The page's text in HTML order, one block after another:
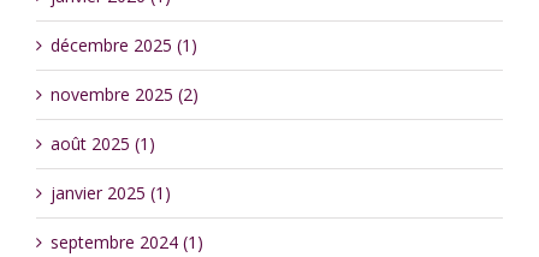
décembre 2025 (1)
novembre 2025 (2)
août 2025 (1)
janvier 2025 (1)
septembre 2024 (1)